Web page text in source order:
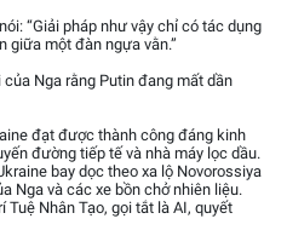
“Giải pháp như vậy chỉ có tác dụng
giữa một đàn ngựa vằn.”
Nga rằng Putin đang mất dần
đạt được thành công đáng kinh
đường tiếp tế và nhà máy lọc dầu.
bay dọc theo xa lộ Novorossiya
Nga và các xe bồn chở nhiên liệu.
Tuệ Nhân Tạo, gọi tắt là AI, quyết